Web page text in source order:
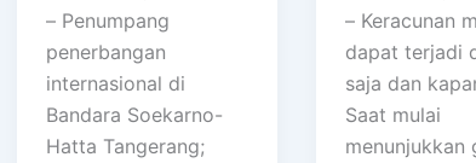
– Penumpang
penerbangan
internasional di
Bandara Soekarno-
Hatta Tangerang;
– Keracunan
dapat terjadi
saja dan
Saat mulai
menunjukkan